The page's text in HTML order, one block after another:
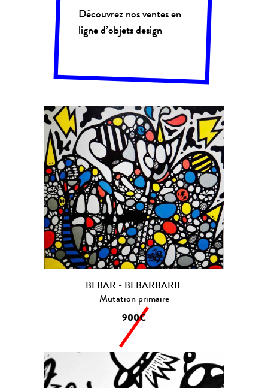
Découvrez nos ventes en
ligne d’objets design
BEBAR - BEBARBARIE
Mutation primaire
900€